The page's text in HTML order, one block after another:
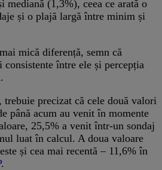
mediană (1,3%), ceea ce arată o
și o plajă largă între minim și
mică diferență, semn că
între ele și percepția
precizat că cele două valori
până acum au venit în momente
25,5% a venit într-un sondaj
luat în calcul. A doua valoare
și cea mai recentă – 11,6% în
.